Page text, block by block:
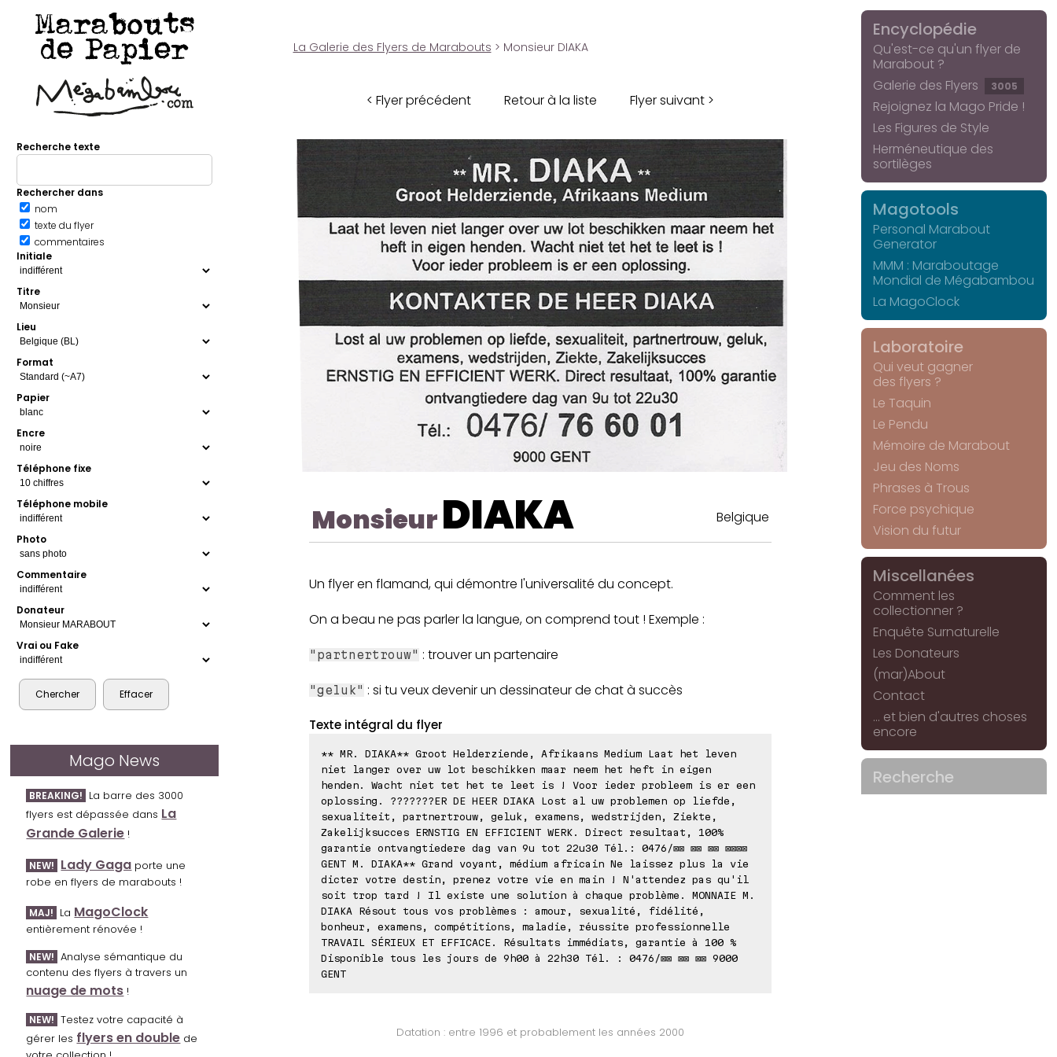
Marabouts
de Papier
Recherche texte
Rechercher dans
nom
texte du flyer
commentaires
Initiale
Titre
Lieu
Format
Papier
Encre
Téléphone fixe
Téléphone mobile
Photo
Commentaire
Donateur
Vrai ou Fake
Mago News
BREAKING! La barre des 3000
flyers est dépassée dans La
Grande Galerie !
NEW! Lady Gaga porte une
robe en flyers de marabouts !
MAJ! La MagoClock
entièrement rénovée !
NEW! Analyse sémantique du
contenu des flyers à travers un
nuage de mots !
NEW! Testez votre capacité à
gérer les flyers en double de
La Galerie des Flyers de Marabouts > Monsieur DIAKA
< Flyer précédent Retour à la liste Flyer suivant >
MonsieurDIAKA Belgique
Un flyer en flamand, qui démontre l'universalité du concept.
On a beau ne pas parler la langue, on comprend tout ! Exemple :
"partnertrouw" : trouver un partenaire
"geluk" : si tu veux devenir un dessinateur de chat à succès
Texte intégral du flyer
** MR. DIAKA** Groot Helderziende, Afrikaans Medium Laat het leven
niet langer over uw lot beschikken maar neem het heft in eigen
henden. Wacht niet tet het te leet is ! Voor ieder probleem is er een
oplossing. ???????ER DE HEER DIAKA Lost al uw problemen op liefde,
sexualiteit, partnertrouw, geluk, examens, wedstrijden, Ziekte,
Zakelijksucces ERNSTIG EN EFFICIENT WERK. Direct resultaat, 100%
garantie ontvangtiedere dag van 9u tot 22u30 Tél.: 0476/⊠⊠ ⊠⊠ ⊠⊠ ⊠⊠⊠⊠
GENT M. DIAKA** Grand voyant, médium africain Ne laissez plus la vie
dicter votre destin, prenez votre vie en main ! N'attendez pas qu'il
soit trop tard ! Il existe une solution à chaque problème. MONNAIE M.
DIAKA Résout tous vos problèmes : amour, sexualité, fidélité,
bonheur, examens, compétitions, maladie, réussite professionnelle
TRAVAIL SÉRIEUX ET EFFICACE. Résultats immédiats, garantie à 100 %
Disponible tous les jours de 9h00 à 22h30 Tél. : 0476/⊠⊠ ⊠⊠ ⊠⊠ 9000
GENT
Datation : entre 1996 et probablement les années 2000
Encyclopédie
Qu'est-ce qu'un flyer de
Marabout ?
Galerie des Flyers
3005
Rejoignez la Mago Pride !
Les Figures de Style
Herméneutique des
sortilèges
Magotools
Personal Marabout
Generator
MMM : Maraboutage
Mondial de Mégabambou
La MagoClock
Laboratoire
Qui veut gagner
des flyers ?
Le Taquin
Le Pendu
Mémoire de Marabout
Jeu des Noms
Phrases à Trous
Force psychique
Vision du futur
Miscellanées
Comment les
collectionner ?
Enquête Surnaturelle
Les Donateurs
(mar)About
Contact
... et bien d'autres choses
encore
Recherche